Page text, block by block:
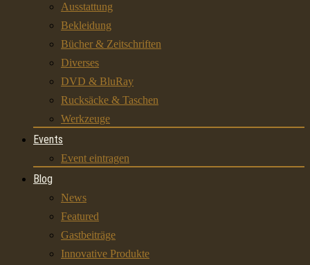
Ausstattung
Bekleidung
Bücher & Zeitschriften
Diverses
DVD & BluRay
Rucksäcke & Taschen
Werkzeuge
Events
Event eintragen
Blog
News
Featured
Gastbeiträge
Innovative Produkte